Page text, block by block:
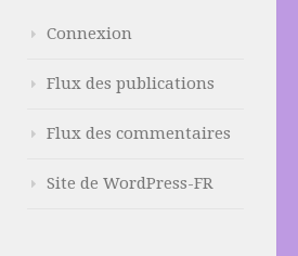
Connexion
Flux des publications
Flux des commentaires
Site de WordPress-FR